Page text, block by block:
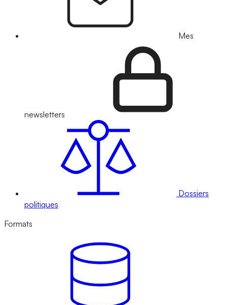
Mes
newsletters
Dossiers
politiques
Formats